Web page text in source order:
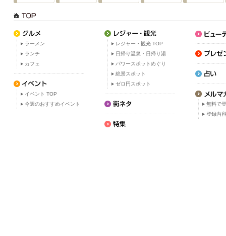
ラーメン
ランチ
カフェ
イベント TOP
今週のおすすめイベント
レジャー・観光 TOP
日帰り温泉・日帰り湯
パワースポットめぐり
絶景スポット
ゼロ円スポット
無料で
登録内